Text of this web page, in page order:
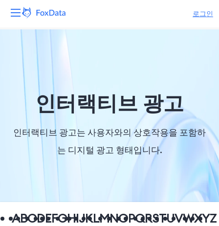
로그인
제품
솔루션 인터랙티브 광고
인터랙티브 광고는 사용자와의 상호작용을 포함하
는 디지털 광고 형태입니다.
ABCDEFGHIJKLMNOPQRSTUVWXYZ